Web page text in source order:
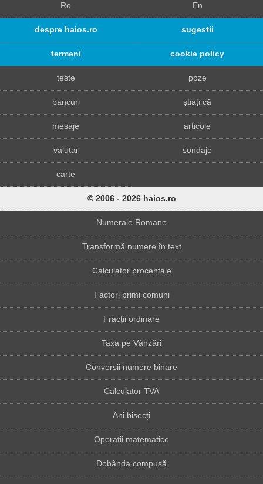
Ro En
despre haios.ro sugestii
termeni cookie policy
teste poze
bancuri știați că
mesaje articole
valutar sondaje
carte
© 2006 - 2026 haios.ro
Numerale Romane
Transformă numere în text
Calculator procentaje
Factori primi comuni
Fracții ordinare
Taxa pe Vânzări
Conversii numere binare
Calculator TVA
Ani bisecți
Operații matematice
Dobânda compusă